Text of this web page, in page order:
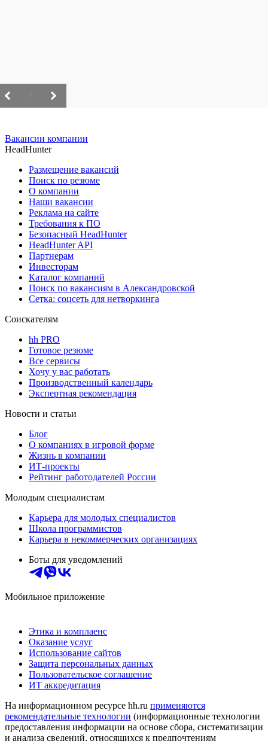
Вакансии компании
HeadHunter
Размещение вакансий
Поиск по резюме
О компании
Наши вакансии
Реклама на сайте
Требования к ПО
Безопасный HeadHunter
HeadHunter API
Партнерам
Инвесторам
Каталог компаний
Поиск по вакансиям в Александровской
Сетка: соцсеть для нетворкинга
Соискателям
hh PRO
Готовое резюме
Все сервисы
Хочу у вас работать
Производственный календарь
Экспертная рекомендация
Новости и статьи
Блог
О компаниях в игровой форме
Жизнь в компании
ИТ-проекты
Рейтинг работодателей России
Молодым специалистам
Карьера для молодых специалистов
Школа программистов
Карьера в некоммерческих организациях
Боты для уведомлений
Мобильное приложение
Этика и комплаенс
Оказание услуг
Использование сайтов
Защита персональных данных
Пользовательское соглашение
ИТ аккредитация
На информационном ресурсе hh.ru применяются
рекомендательные технологии (информационные технологии
предоставления информации на основе сбора, систематизации
и анализа сведений, относящихся к предпочтениям